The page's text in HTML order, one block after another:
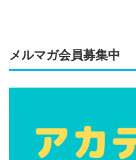
メルマガ会員募集中